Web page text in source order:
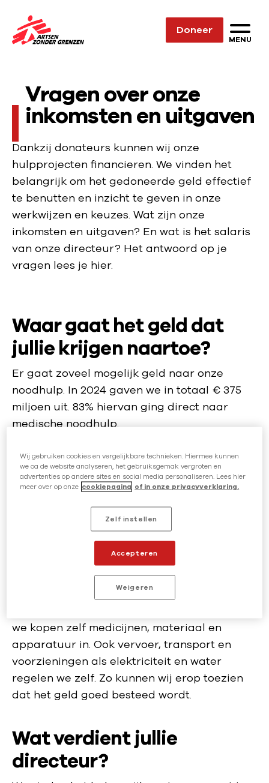
Sla navigatie over
N
d
h
o
m
e
p
a
g
e
Doneer
MENU
Vragen over onze
inkomsten en uitgaven
Dankzij donateurs kunnen wij onze
hulpprojecten financieren. We vinden het
belangrijk om het gedoneerde geld effectief
te benutten en inzicht te geven in onze
werkwijzen en keuzes. Wat zijn onze
inkomsten en uitgaven? En wat is het salaris
van onze directeur? Het antwoord op je
vragen lees je hier.
Waar gaat het geld dat
jullie krijgen naartoe?
Er gaat zoveel mogelijk geld naar onze
noodhulp. In 2024 gaven we in totaal € 375
miljoen uit. 83% hiervan ging direct naar
medische noodhulp.
Hoe zorgen jullie ervoor
dat het geld dat jullie van
donateurs krijgen goed
terecht komt?
Artsen zonder Grenzen werkt onafhankelijk.
Wij bepalen zelf waar, aan wie en hoe wij
onze hulp verlenen. De hulpprojecten worden
we kopen zelf medicijnen, materiaal en
apparatuur in. Ook vervoer, transport en
voorzieningen als elektriciteit en water
regelen we zelf. Zo kunnen wij erop toezien
dat het geld goed besteed wordt.
Wat verdient jullie
directeur?
Wij gebruiken cookies en vergelijkbare technieken. Hiermee kunnen
we oa de website analyseren, het gebruiksgemak vergroten en
advertenties op andere sites en social media personaliseren. Lees hier
meer over op onze cookiepagina of in onze privacyverklaring.
Zelf instellen
Weigeren
Accepteren